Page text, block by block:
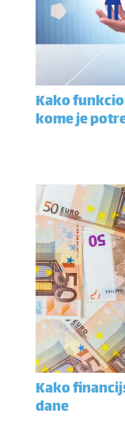
Kako
kome je
Kako
dane